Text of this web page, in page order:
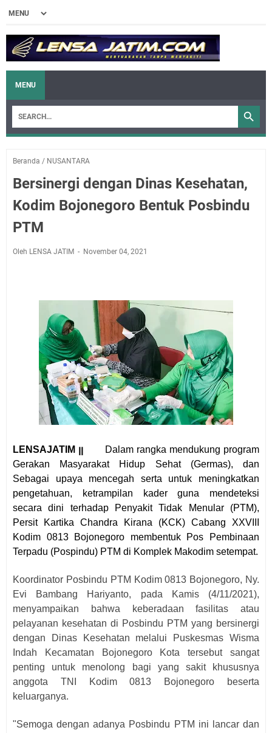
MENU
Beranda / NUSANTARA
Bersinergi dengan Dinas Kesehatan,
Kodim Bojonegoro Bentuk Posbindu
PTM
Oleh LENSA JATIM November 04, 2021
LENSAJATIM ꞁꞁ
Dalam rangka mendukung program
Gerakan Masyarakat Hidup Sehat (Germas), dan
Sebagai upaya mencegah serta untuk meningkatkan
pengetahuan, ketrampilan kader guna mendeteksi
secara dini terhadap Penyakit Tidak Menular (PTM),
Persit Kartika Chandra Kirana (KCK) Cabang XXVIII
Kodim 0813 Bojonegoro membentuk Pos Pembinaan
Terpadu (Pospindu) PTM di Komplek Makodim setempat.
Koordinator Posbindu PTM Kodim 0813 Bojonegoro, Ny.
Evi Bambang Hariyanto, pada Kamis (4/11/2021),
menyampaikan bahwa keberadaan fasilitas atau
pelayanan kesehatan di Posbindu PTM yang bersinergi
dengan Dinas Kesehatan melalui Puskesmas Wisma
Indah Kecamatan Bojonegoro Kota tersebut sangat
penting untuk menolong bagi yang sakit khususnya
anggota TNI Kodim 0813 Bojonegoro beserta
keluarganya.
"Semoga dengan adanya Posbindu PTM ini lancar dan